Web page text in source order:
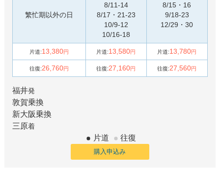
繁忙期以外の日
8/11-14
8/17・21-23
10/9-12
10/16-18
8/15・16
9/18-23
12/29・30
片道:13,380円 片道:13,580円 片道:13,780円
往復:26,760円 往復:27,160円 往復:27,560円
福井発
敦賀乗換
新大阪乗換
三原着
片道 往復
購入申込み